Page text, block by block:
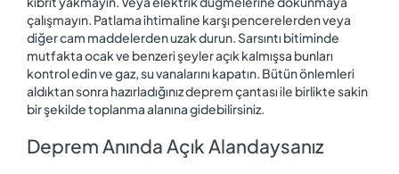
çalışmayın. Patlama ihtimaline karşı pencerelerden veya
diğer cam maddelerden uzak durun. Sarsıntı bitiminde
mutfakta ocak ve benzeri şeyler açık kalmışsa bunları
kontrol edin ve gaz, su vanalarını kapatın. Bütün önlemleri
aldıktan sonra hazırladığınız deprem çantası ile birlikte sakin
bir şekilde toplanma alanına gidebilirsiniz.
Deprem Anında Açık Alandaysanız